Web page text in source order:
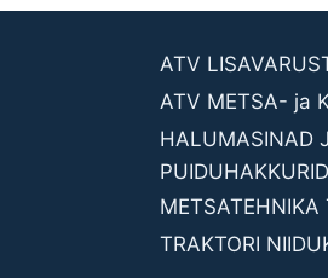
ATV
ATV METSA- ja
HALUMASINAD
PUIDUHAKKURID
METSATEHNIKA
TRAKTORI